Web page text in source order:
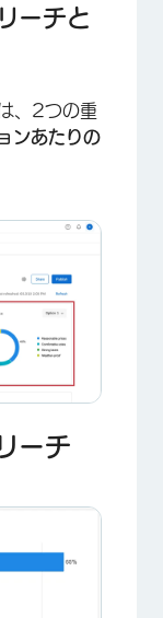
ーチと
、2つの重
ンあたりの
ーチ